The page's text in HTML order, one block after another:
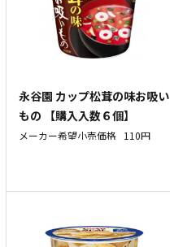
永谷園 カップ松茸の味お吸い
もの 【購入入数６個】
メーカー希望小売価格 110円